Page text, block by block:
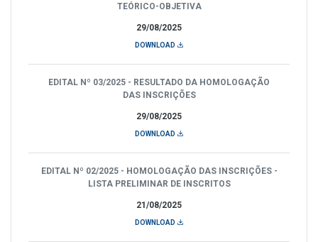
29/08/2025
TEÓRICO-OBJETIVA
DOWNLOAD
29/08/2025
EDITAL Nº 03/2025 - RESULTADO DA HOMOLOGAÇÃO
DAS INSCRIÇÕES
DOWNLOAD
21/08/2025
EDITAL Nº 02/2025 - HOMOLOGAÇÃO DAS INSCRIÇÕES -
LISTA PRELIMINAR DE INSCRITOS
DOWNLOAD